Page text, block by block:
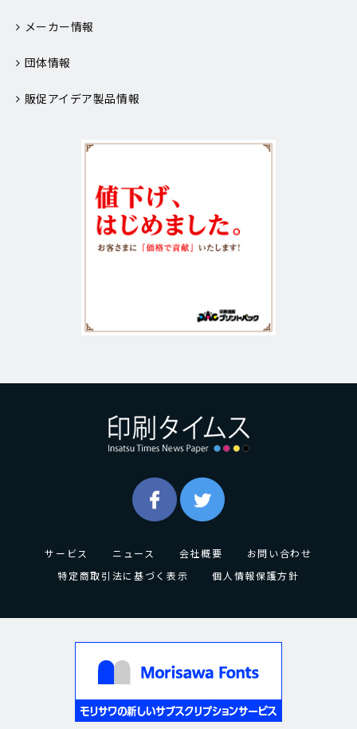
メーカー情報
団体情報
販促アイデア製品情報
サービス ニュース 会社概要
お問い合わせ
特定商取引法に基づく表示
個人情報保護方針